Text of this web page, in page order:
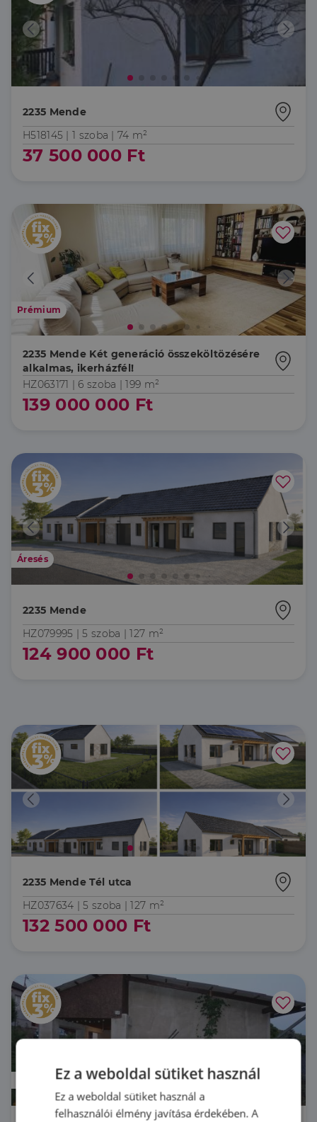
2235 Mende
H518145 | 1 szoba | 74 m²
37 500 000 Ft
Prémium
2235 Mende Két generáció összeköltözésére
alkalmas, ikerházfél!
HZ063171 | 6 szoba | 199 m²
139 000 000 Ft
Áresés
2235 Mende
HZ079995 |5 szoba | 127 m²
124 900 000 Ft
2235 Mende Tél utca
HZ037634 |5 szoba | 127 m²
132 500 000 Ft
PrémiumEz a weboldal sütiket használ
Ez a weboldal sütiket használ a
felhasználói élmény javítása érdekében. A